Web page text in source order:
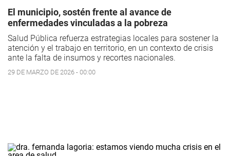
El municipio, sostén frente al avance de
enfermedades vinculadas a la pobreza
Salud Pública refuerza estrategias locales para sostener la
atención y el trabajo en territorio, en un contexto de crisis
ante la falta de insumos y recortes nacionales.
29 DE MARZO DE 2026 - 00:00